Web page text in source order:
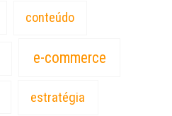
conteúdo
e-commerce
estratégia